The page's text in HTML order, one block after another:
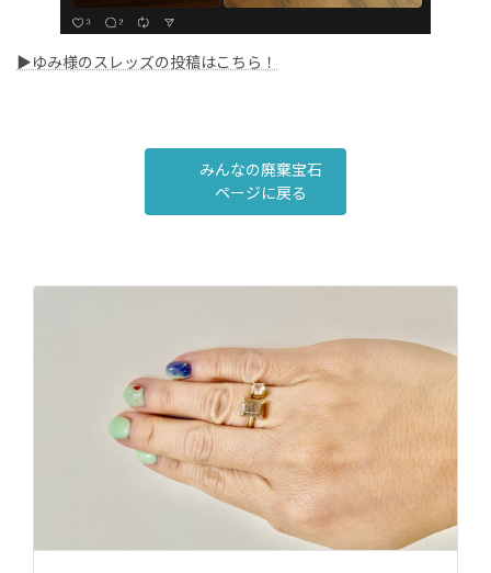
▶ゆみ様のスレッズの投稿はこちら！
みんなの廃棄宝石
ページに戻る